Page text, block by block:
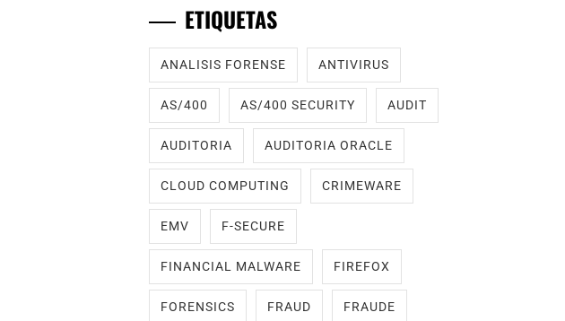
ETIQUETAS
ANALISIS FORENSE ANTIVIRUS
AS/400 AS/400 SECURITY AUDIT
AUDITORIA AUDITORIA ORACLE
CLOUD COMPUTING CRIMEWARE
EMV F-SECURE
FINANCIAL MALWARE FIREFOX
FORENSICS FRAUD FRAUDE